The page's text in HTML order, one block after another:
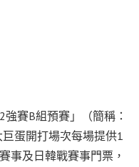
賽B組預賽」（簡稱：
蛋開打場次每場提供1
事及日韓戰賽事門票，